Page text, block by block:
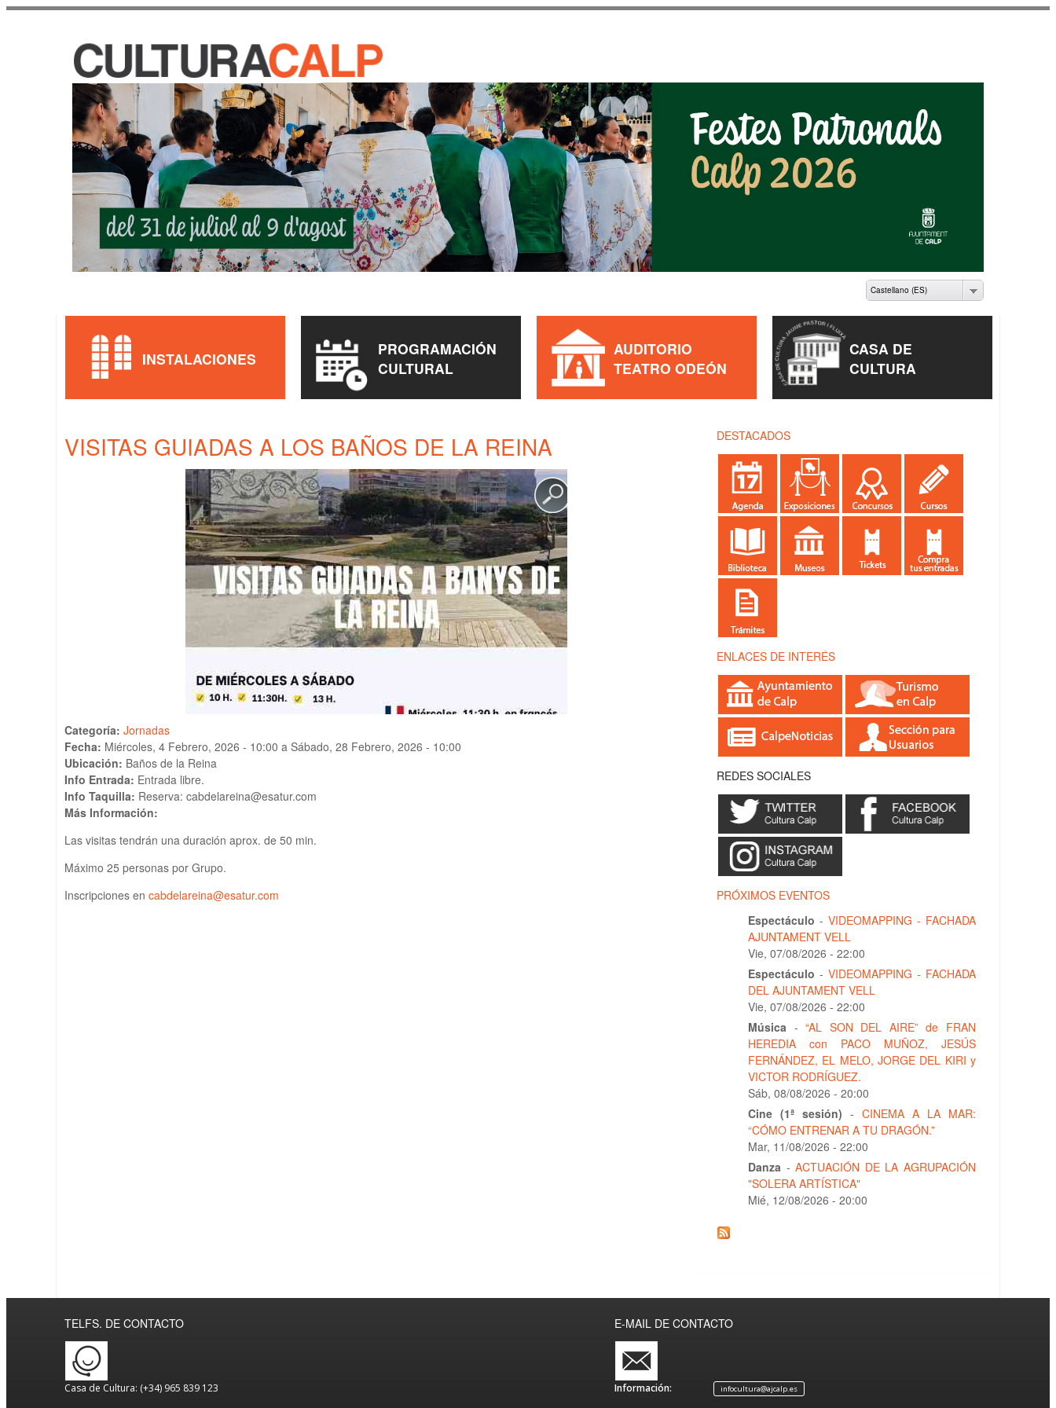
Castellano (ES)
VISITAS GUIADAS A LOS BAÑOS DE LA REINA
Categoría: Jornadas
Fecha: Miércoles, 4 Febrero, 2026 - 10:00 a Sábado, 28 Febrero, 2026 - 10:00
Ubicación: Baños de la Reina
Info Entrada: Entrada libre.
Info Taquilla: Reserva: cabdelareina@esatur.com
Más Información:
Las visitas tendrán una duración aprox. de 50 min.
Máximo 25 personas por Grupo.
Inscripciones en cabdelareina@esatur.com
DESTACADOS
ENLACES DE INTERÉS
REDES SOCIALES
PRÓXIMOS EVENTOS
Espectáculo - VIDEOMAPPING - FACHADA
AJUNTAMENT VELL
Vie, 07/08/2026 - 22:00
Espectáculo - VIDEOMAPPING - FACHADA
DEL AJUNTAMENT VELL
Vie, 07/08/2026 - 22:00
Música -“AL SON DEL AIRE” de FRAN
HEREDIA con PACO MUÑOZ, JESÚS
FERNÁNDEZ, EL MELO, JORGE DEL KIRI y
VICTOR RODRÍGUEZ.
Sáb, 08/08/2026 - 20:00
Cine (1ª sesión) - CINEMA A LA MAR:
“CÓMO ENTRENAR A TU DRAGÓN.”
Mar, 11/08/2026 - 22:00
Danza -ACTUACIÓN DE LA AGRUPACIÓN
"SOLERA ARTÍSTICA"
Mié, 12/08/2026 - 20:00
INSTALACIONES
PROGRAMACIÓN
CULTURAL
AUDITORIO
TEATRO ODEÓN
CASA DE
CULTURA
TELFS. DE CONTACTO
Casa de Cultura: (+34) 965 839 123
E-MAIL DE CONTACTO
Información: infocultura@ajcalp.es